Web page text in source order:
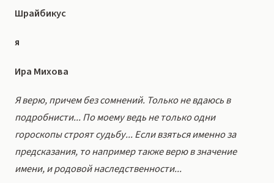
Шрайбикус
я
Ира Михова
Я верю, причем без сомнений. Только не вдаюсь в
подробнисти... По моему ведь не только одни
гороскопы строят судьбу... Если взяться именно за
предсказания, то например также верю в значение
имени, и родовой наследственности...